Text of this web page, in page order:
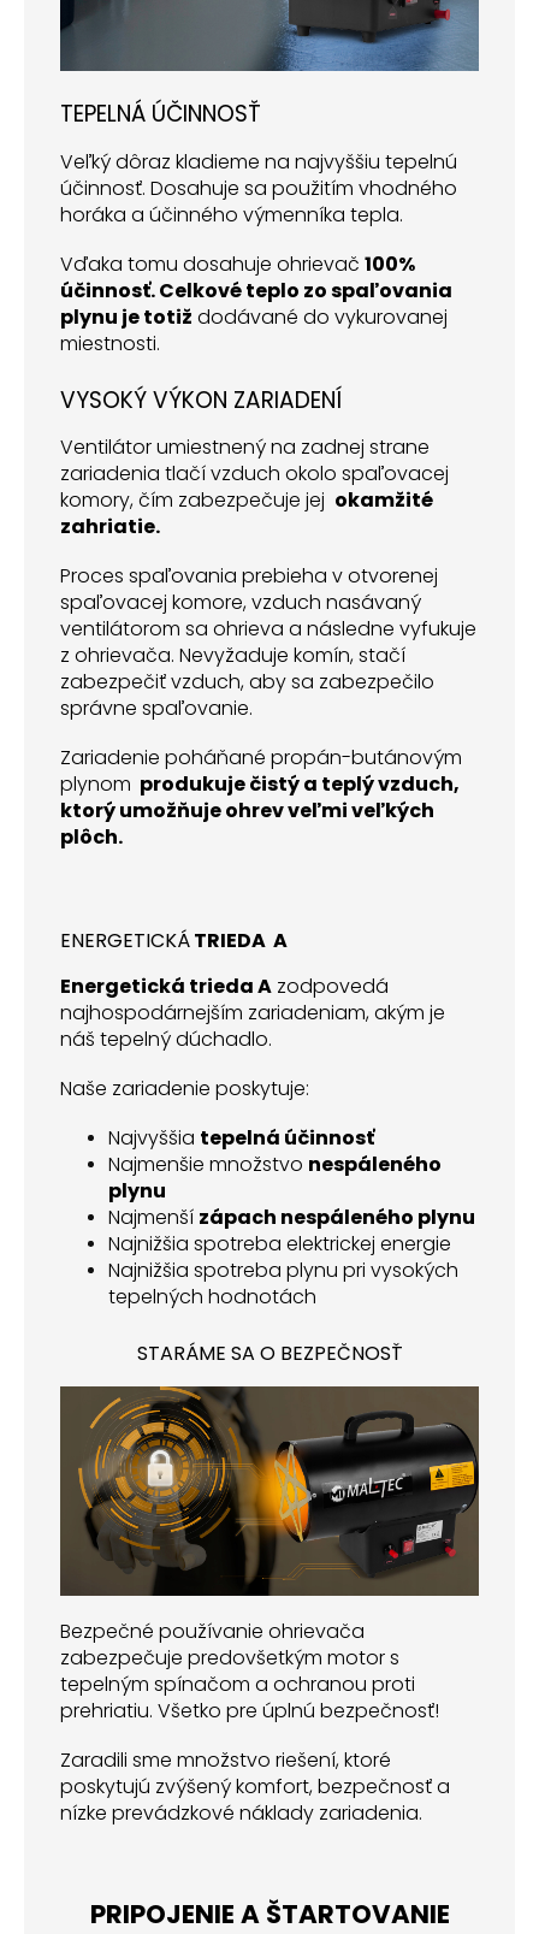
TEPELNÁ ÚČINNOSŤ
Veľký dôraz kladieme na najvyššiu tepelnú
účinnosť. Dosahuje sa použitím vhodného
horáka a účinného výmenníka tepla.
Vďaka tomu dosahuje ohrievač 100%
účinnosť. Celkové teplo zo spaľovania
plynu je totiž dodávané do vykurovanej
miestnosti.
VYSOKÝ VÝKON ZARIADENÍ
Ventilátor umiestnený na zadnej strane
zariadenia tlačí vzduch okolo spaľovacej
komory, čím zabezpečuje jej okamžité
zahriatie.
Proces spaľovania prebieha v otvorenej
spaľovacej komore, vzduch nasávaný
ventilátorom sa ohrieva a následne vyfukuje
z ohrievača. Nevyžaduje komín, stačí
zabezpečiť vzduch, aby sa zabezpečilo
správne spaľovanie.
Zariadenie poháňané propán-butánovým
plynom produkuje čistý a teplý vzduch,
ktorý umožňuje ohrev veľmi veľkých
plôch.
ENERGETICKÁTRIEDA A
Energetická trieda A zodpovedá
najhospodárnejším zariadeniam, akým je
náš tepelný dúchadlo.
Naše zariadenie poskytuje:
Najvyššia tepelná účinnosť
Najmenšie množstvo nespáleného
plynu
Najmenší zápach nespáleného plynu
Najnižšia spotreba elektrickej energie
Najnižšia spotreba plynu pri vysokých
tepelných hodnotách
STARÁME SA O BEZPEČNOSŤ
Bezpečné používanie ohrievača
zabezpečuje predovšetkým motor s
tepelným spínačom a ochranou proti
prehriatiu. Všetko pre úplnú bezpečnosť!
Zaradili sme množstvo riešení, ktoré
poskytujú zvýšený komfort, bezpečnosť a
nízke prevádzkové náklady zariadenia.
PRIPOJENIE A ŠTARTOVANIE